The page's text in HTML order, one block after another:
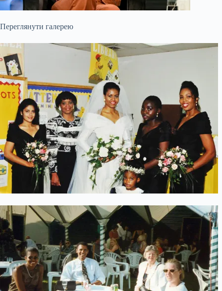
Переглянути галерею